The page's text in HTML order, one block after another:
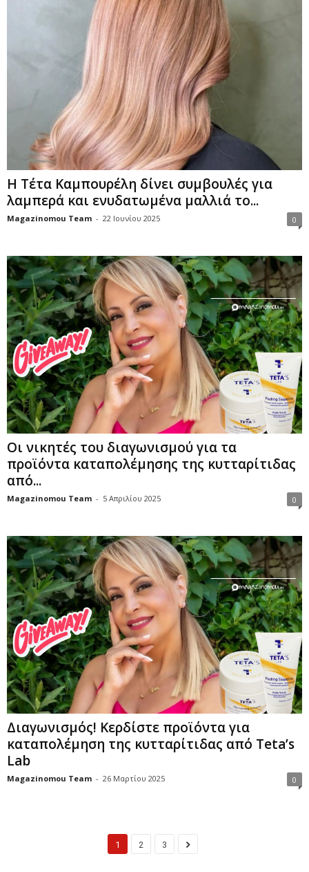
Η Τέτα Καμπουρέλη δίνει συμβουλές για
λαμπερά και ενυδατωμένα μαλλιά το...
Magazinomou Team - 22 Ιουνίου 2025 0
Οι νικητές του διαγωνισμού για τα
προϊόντα καταπολέμησης της κυτταρίτιδας
από...
Magazinomou Team - 5 Απριλίου 2025 0
Διαγωνισμός! Κερδίστε προϊόντα για
καταπολέμηση της κυτταρίτιδας από Teta’s
Lab
Magazinomou Team - 26 Μαρτίου 2025 0
1 2 3